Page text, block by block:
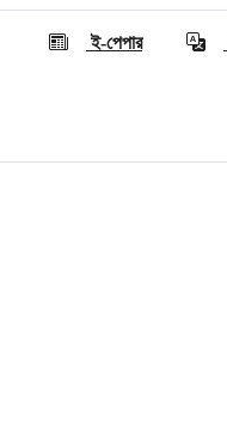
ই-পেপার